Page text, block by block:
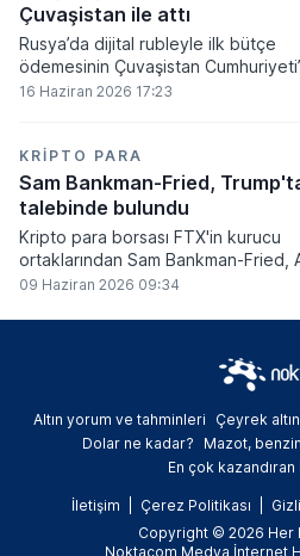
Çuvaşistan ile attı
Rusya’da dijital rubleyle ilk bütçe
ödemesinin Çuvaşistan
gerçekleştirildiği bildirildi.
16 Haziran 2026 17:23
KRIPTO PARA
Sam Bankman-Fried,
talebinde bulundu
Kripto para borsası FTX'in kurucu
ortaklarından Sam Bankman-Fried,
Başkanı Donald Trump'tan resmi
09 Haziran 2026 09:34
Altın yorum ve tahminleri Çeyrek
Dolar ne kadar?
Mazot,
En çok
İletişim Çerez Politikası
Copyright © 2026 Her
Noktacom Medya İnternet